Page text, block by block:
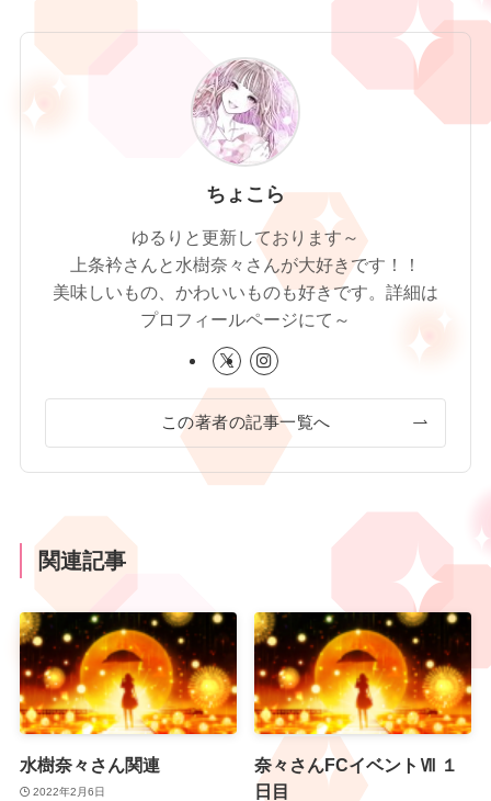
ちょこら
ゆるりと更新しております～
上条衿さんと水樹奈々さんが大好きです！！
美味しいもの、かわいいものも好きです。詳細は
プロフィールページにて～
この著者の記事一覧へ
関連記事
水樹奈々さん関連
2022年2月6日
奈々さんFCイベントⅦ １
日目